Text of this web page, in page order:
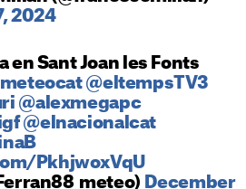
2024
en Sant Joan les Fonts
@eltempsTV3
@alexmegapc
@elnacionalcat
PkhjwoxVqU
December